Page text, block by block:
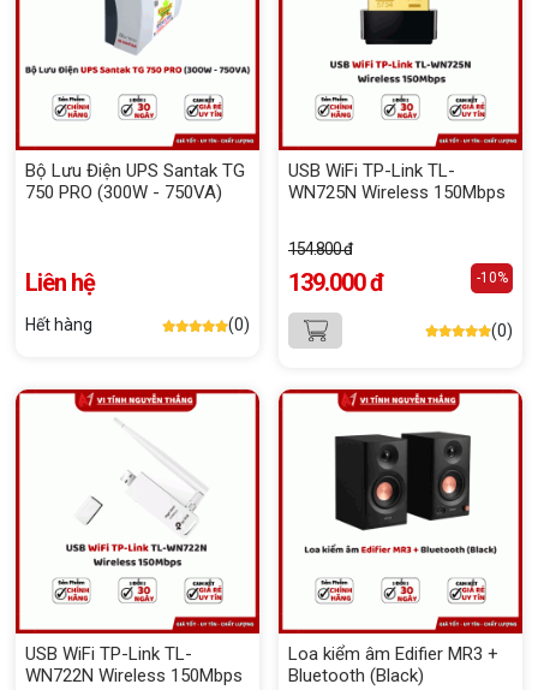
Bộ Lưu Điện UPS Santak TG
750 PRO (300W - 750VA)
Liên hệ
Hết hàng (0)
USB WiFi TP-Link TL-
WN725N Wireless 150Mbps
154.800 đ
139.000 đ -10%
(0)
USB WiFi TP-Link TL-
WN722N Wireless 150Mbps
Loa kiểm âm Edifier MR3 +
Bluetooth (Black)